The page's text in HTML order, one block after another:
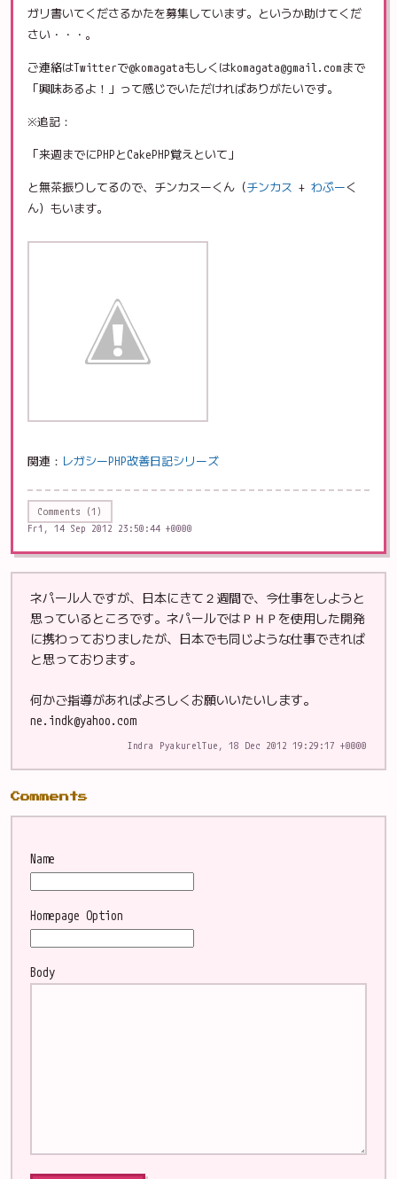
ガリ書いてくださるかたを募集しています。というか助けてくだ
さい・・・。
ご連絡はTwitterで@komagataもしくはkomagata@gmail.comまで
「興味あるよ！」って感じでいただければありがたいです。
※追記：
「来週までにPHPとCakePHP覚えといて」
と無茶振りしてるので、チンカスーくん（チンカス + わぷーく
ん）もいます。
関連： レガシーPHP改善日記シリーズ
Comments (1)
Fri, 14 Sep 2012 23:50:44 +0000
ネパール人ですが、日本にきて２週間で、今仕事をしようと
思っているところです。ネパールではＰＨＰを使用した開発
に携わっておりましたが、日本でも同じような仕事できれば
と思っております。
何かご指導があればよろしくお願いいたいします。
ne.indk@yahoo.com
Indra PyakurelTue, 18 Dec 2012 19:29:17 +0000
Comments
Name
Homepage Option
Body